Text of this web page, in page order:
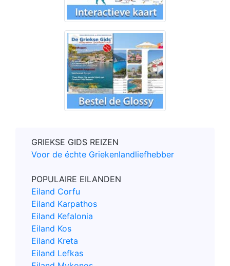
GRIEKSE GIDS REIZEN
Voor de échte Griekenlandliefhebber
POPULAIRE EILANDEN
Eiland Corfu
Eiland Karpathos
Eiland Kefalonia
Eiland Kos
Eiland Kreta
Eiland Lefkas